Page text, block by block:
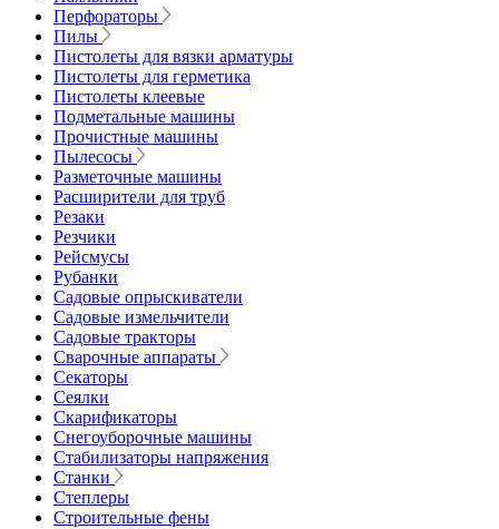
Перфораторы
Пилы
Пистолеты для вязки арматуры
Пистолеты для герметика
Пистолеты клеевые
Подметальные машины
Прочистные машины
Пылесосы
Разметочные машины
Расширители для труб
Резаки
Резчики
Рейсмусы
Рубанки
Садовые опрыскиватели
Садовые измельчители
Садовые тракторы
Сварочные аппараты
Секаторы
Сеялки
Скарификаторы
Снегоуборочные машины
Стабилизаторы напряжения
Станки
Степлеры
Строительные фены